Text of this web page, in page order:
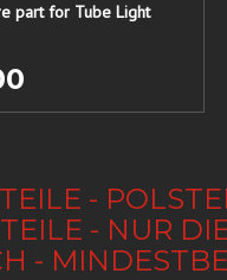
part for Tube Light
-
- NUR
-